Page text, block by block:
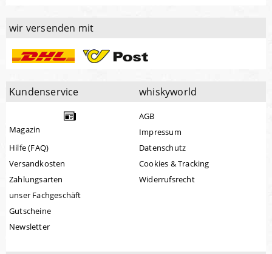
wir versenden mit
Kundenservice
Magazin
Hilfe (FAQ)
Versandkosten
Zahlungsarten
unser Fachgeschäft
Gutscheine
Newsletter
whiskyworld
AGB
Impressum
Datenschutz
Cookies & Tracking
Widerrufsrecht